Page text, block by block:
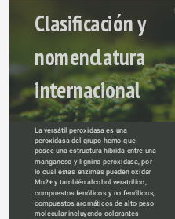
Clasificación y
nomenclatura
internacional
La versátil peroxidasa es una
peroxidasa del grupo hemo que
posee una estructura hibrida entre una
manganeso y lignino peroxidasa, por
lo cual estas enzimas pueden oxidar
Mn2+ y también alcohol veratrilico,
compuestos fenólicos y no fenólicos,
compuestos aromáticos de alto peso
molecular incluyendo colorantes